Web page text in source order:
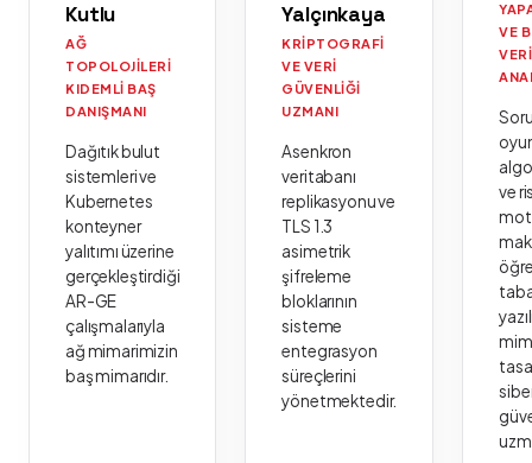
Kutlu
AĞ
TOPOLOJILERI
KIDEMLI BAŞ
DANIŞMANI
Dağıtık bulut
sistemleri ve
Kubernetes
konteyner
yalıtımı üzerine
gerçekleştirdiği
AR-GE
çalışmalarıyla
ağ mimarimizin
baş mimarıdır.
Yalçınkaya
KRIPTOGRAFI
VE VERI
GÜVENLIĞI
UZMANI
Asenkron
veritabanı
replikasyonu ve
TLS 1.3
asimetrik
şifreleme
bloklarının
sisteme
entegrasyon
süreçlerini
yönetmektedir.
VE
VERI
ve